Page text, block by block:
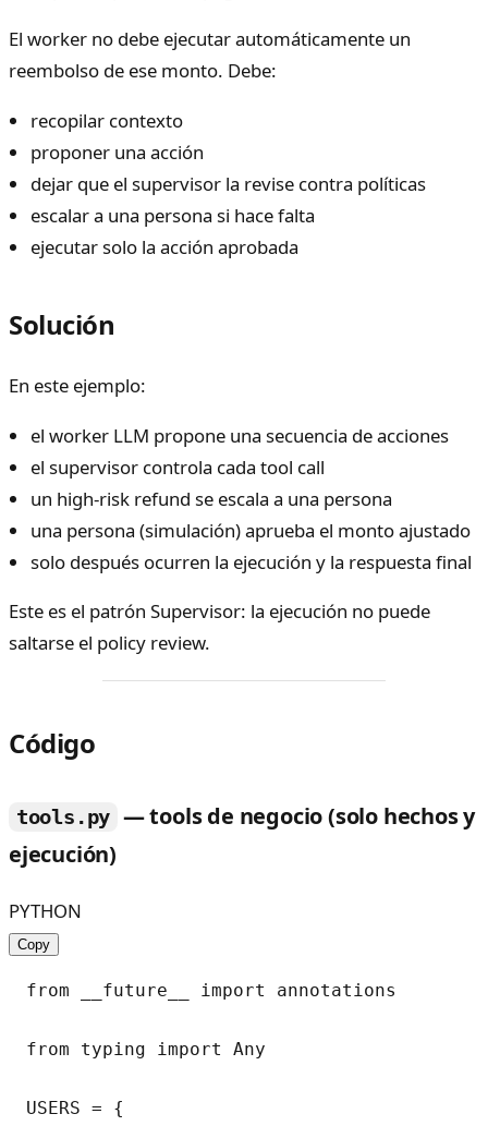
El worker no debe ejecutar automáticamente un
reembolso de ese monto. Debe:
recopilar contexto
proponer una acción
dejar que el supervisor la revise contra políticas
escalar a una persona si hace falta
ejecutar solo la acción aprobada
Solución
En este ejemplo:
el worker LLM propone una secuencia de acciones
el supervisor controla cada tool call
un high-risk refund se escala a una persona
una persona (simulación) aprueba el monto ajustado
solo después ocurren la ejecución y la respuesta final
Este es el patrón Supervisor: la ejecución no puede
saltarse el policy review.
Código
tools.py — tools de negocio (solo hechos y
ejecución)
PYTHON
Copy
from __future__ import annotations
from typing import Any
USERS = {